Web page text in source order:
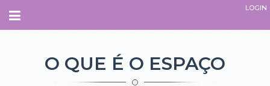
Navegação
LOGIN
O QUE É O ESPAÇO